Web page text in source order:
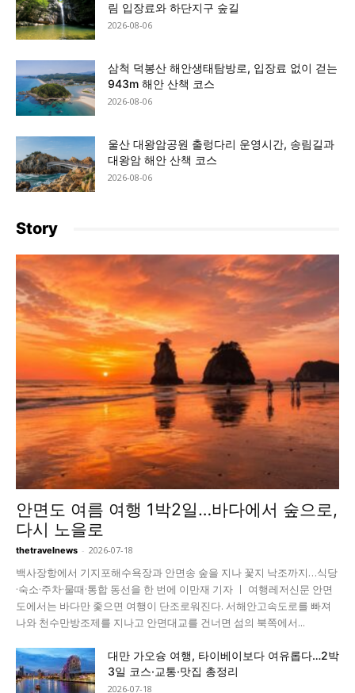
림 입장료와 하단지구 숲길
2026-08-06
삼척 덕봉산 해안생태탐방로, 입장료 없이 걷는
943m 해안 산책 코스
2026-08-06
울산 대왕암공원 출렁다리 운영시간, 송림길과
대왕암 해안 산책 코스
2026-08-06
Story
안면도 여름 여행 1박2일…바다에서 숲으로,
다시 노을로
thetravelnews - 2026-07-18
백사장항에서 기지포해수욕장과 안면송 숲을 지나 꽃지 낙조까지…식당
·숙소·주차·물때·통합 동선을 한 번에 이만재 기자 ㅣ 여행레저신문 안면
도에서는 바다만 좇으면 여행이 단조로워진다. 서해안고속도로를 빠져
나와 천수만방조제를 지나고 안면대교를 건너면 섬의 북쪽에서...
대만 가오슝 여행, 타이베이보다 여유롭다…2박
3일 코스·교통·맛집 총정리
2026-07-18